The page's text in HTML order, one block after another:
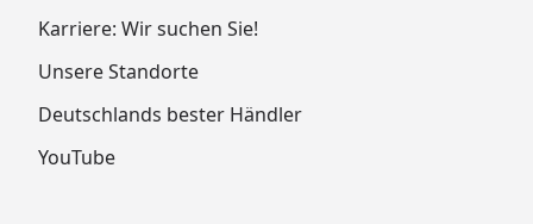
Karriere: Wir suchen Sie!
Unsere Standorte
Deutschlands bester Händler
YouTube